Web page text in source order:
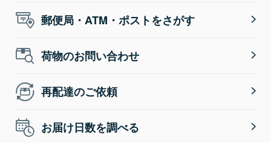
郵便局・ATM・ポストをさがす
荷物のお問い合わせ
再配達のご依頼
お届け日数を調べる